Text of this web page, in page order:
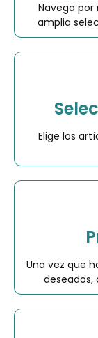
Navega
amplia
Elige los
Una vez que
deseados,